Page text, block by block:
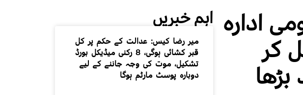
ادارہ
کر
اہم خبریں
میر رضا کیس: عدالت کے حکم پر کل
قبر کشائی ہوگی، 8 رکنی میڈیکل بورڈ
تشکیل، موت کی وجہ جاننے کے لیے
دوبارہ پوسٹ مارٹم ہوگا